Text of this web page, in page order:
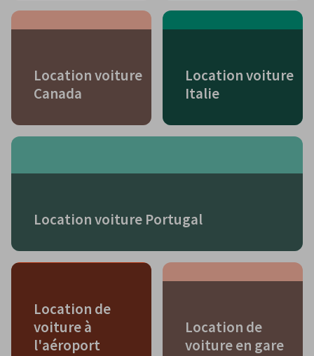
Location voiture
Canada
Location voiture
Italie
Location voiture Portugal
Location de
voiture à
l'aéroport
Location de
voiture en gare